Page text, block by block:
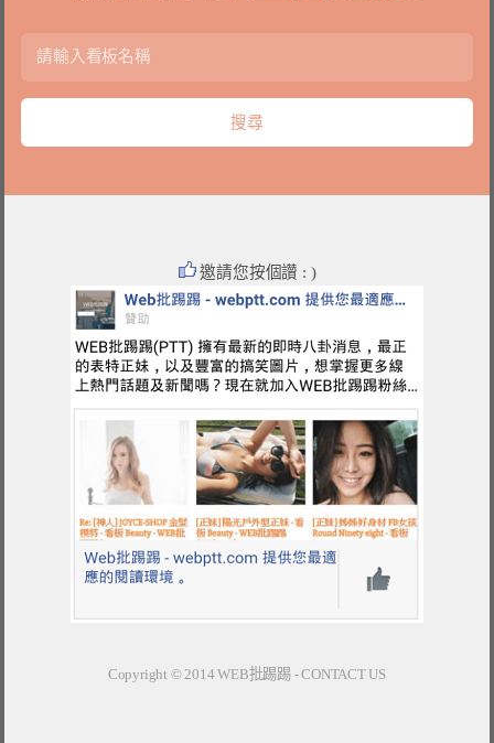
邀請您按個讚 : )
Copyright © 2014WEB批踢踢-CONTACT US